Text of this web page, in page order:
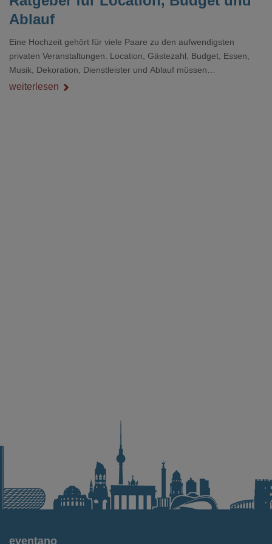
Ablauf
Eine Hochzeit gehört für viele Paare zu den aufwendigsten
privaten Veranstaltungen. Location, Gästezahl, Budget, Essen,
Musik, Dekoration, Dienstleister und Ablauf müssen
zusammenpassen, damit der Tag gut organisiert ist und trotzdem
weiterlesen
eventano